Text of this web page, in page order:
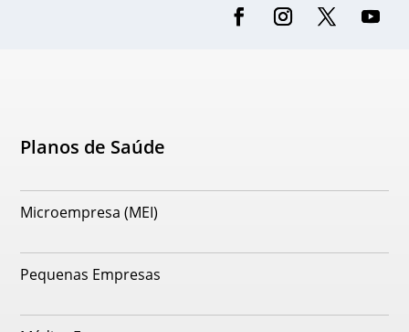
Planos de Saúde
Microempresa (MEI)
Pequenas Empresas